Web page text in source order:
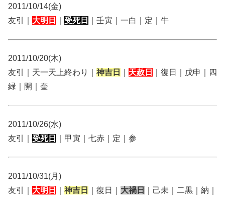
2011/10/14(金)
友引｜ 大明日 受死日 ｜壬寅｜一白｜定｜牛
2011/10/20(木)
友引｜天一天上終わり｜ 神吉日 天赦日
｜復日｜戊申｜四
緑｜開｜奎
2011/10/26(水)
友引｜ 受死日 ｜甲寅｜七赤｜定｜参
2011/10/31(月)
友引｜ 大明日 神吉日 ｜復日｜ 大禍日
｜己未｜二黒｜納｜